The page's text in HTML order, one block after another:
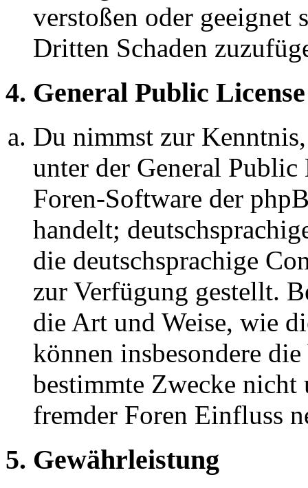
verstoßen oder geeignet
Dritten Schaden
4. General Public License
Du nimmst zur
unter der General
Foren-Software der
handelt;
die deutschsprachige
zur Verfügung gestellt.
die Art und Weise, wie
können insbesondere
bestimmte Zwecke nicht
fremder Foren Einfluss
5. Gewährleistung